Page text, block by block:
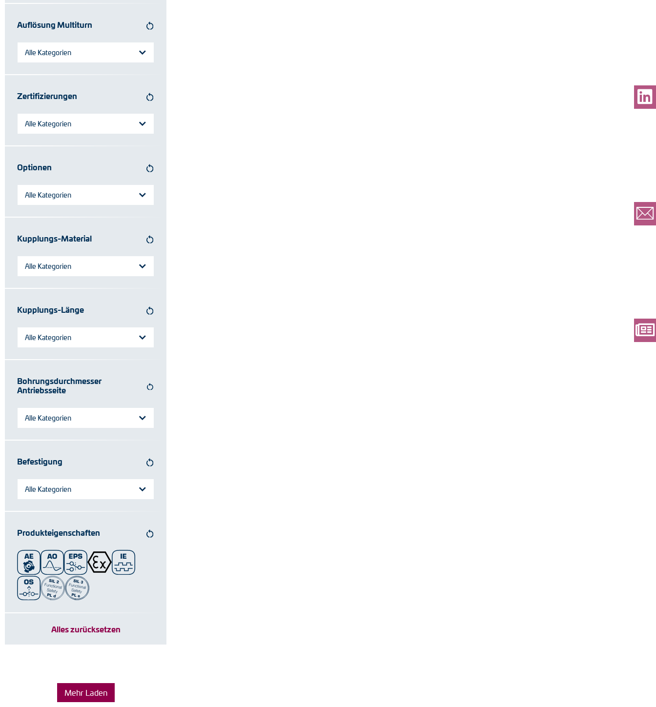
Auflösung Multiturn
Alle Kategorien
Zertifizierungen
Alle Kategorien
Optionen
Alle Kategorien
Kupplungs-Material
Alle Kategorien
Kupplungs-Länge
Alle Kategorien
Bohrungsdurchmesser
Antriebsseite
Alle Kategorien
Befestigung
Alle Kategorien
Produkteigenschaften
Alles zurücksetzen
Mehr Laden